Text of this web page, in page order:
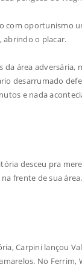
com oportunismo
abrindo o placar.
área
desarrumado
e nada
desceu pra
frente de sua
Carpini lançou
No